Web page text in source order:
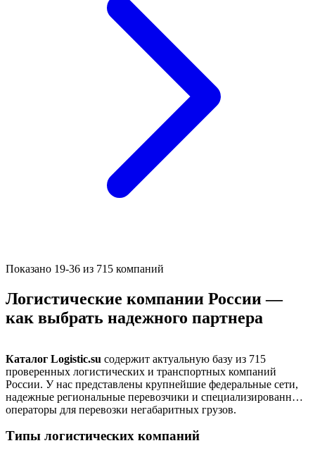
Показано 19-36 из 715 компаний
Логистические компании России —
как выбрать надежного партнера
Каталог Logistic.su содержит актуальную базу из 715
проверенных логистических и транспортных компаний
России. У нас представлены крупнейшие федеральные сети,
надежные региональные перевозчики и специализированные
операторы для перевозки негабаритных грузов.
Типы логистических компаний